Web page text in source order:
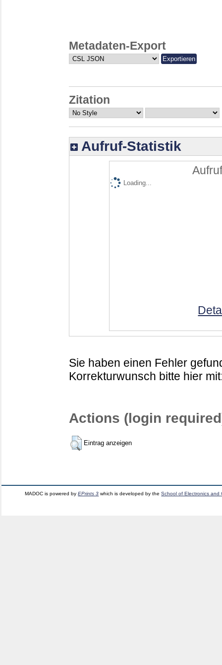
Metadaten-Export
Zitation
Aufruf-Statistik
Loading...
Sie haben einen Fehler
Korrekturwunsch bitte hier
Actions (login
Eintrag anzeigen
MADOC is powered byEPrints 3 which is developed by theSchool of Electronics and